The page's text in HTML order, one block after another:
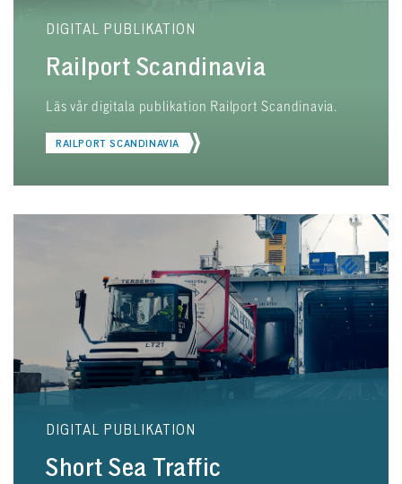
DIGITAL PUBLIKATION
Railport Scandinavia
Läs vår digitala publikation Railport Scandinavia.
RAILPORT SCANDINAVIA
DIGITAL PUBLIKATION
Short Sea Traffic